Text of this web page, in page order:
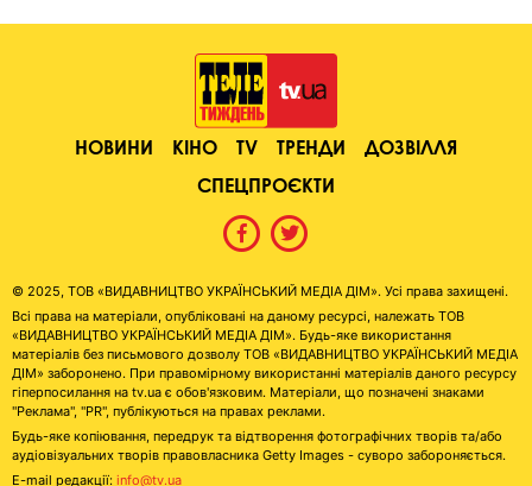
НОВИНИ КІНО TV ТРЕНДИ
ДОЗВІЛЛЯ
СПЕЦПРОЄКТИ
© 2025, ТОВ «ВИДАВНИЦТВО УКРАЇНСЬКИЙ МЕДІА ДІМ». Усі права захищені.
Всі права на матеріали, опубліковані на даному ресурсі, належать ТОВ
«ВИДАВНИЦТВО УКРАЇНСЬКИЙ МЕДІА ДІМ». Будь-яке використання
матеріалів без письмового дозволу ТОВ «ВИДАВНИЦТВО УКРАЇНСЬКИЙ МЕДІА
ДІМ» заборонено. При правомірному використанні матеріалів даного ресурсу
гіперпосилання на tv.ua є обов'язковим. Матеріали, що позначені знаками
"Реклама", "PR", публікуються на правах реклами.
Будь-яке копіювання, передрук та відтворення фотографічних творів та/або
аудіовізуальних творів правовласника Getty Images - суворо забороняється.
E-mail редакції: info@tv.ua